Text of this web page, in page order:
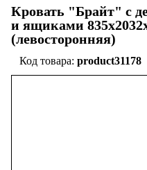
Кровать "Брайт" с
и ящиками
(левосторонняя)
product31178